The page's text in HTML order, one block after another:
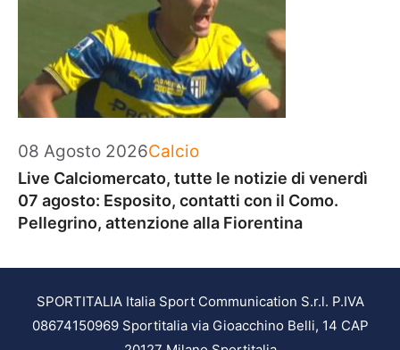
08 Agosto 2026Categorie
Calcio
Live Calciomercato, tutte le notizie di venerdì
07 agosto: Esposito, contatti con il Como.
Pellegrino, attenzione alla Fiorentina
SPORTITALIA Italia Sport Communication S.r.l. P.IVA
08674150969 Sportitalia via Gioacchino Belli, 14 CAP